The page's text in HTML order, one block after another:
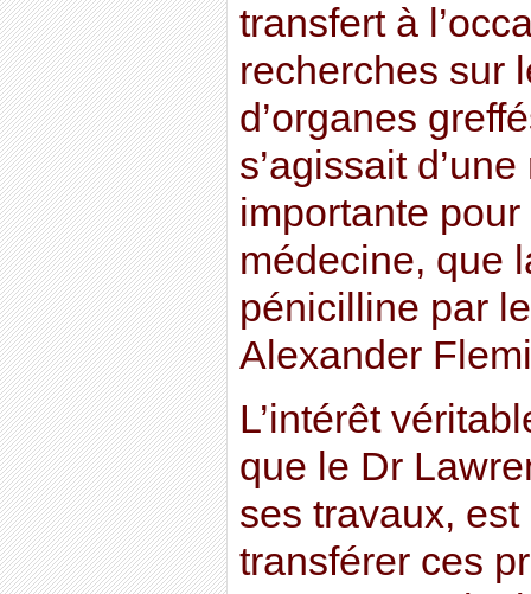
transfert à
recherches sur
d’organes
s’agissait
importante
médecine, que
pénicilline par
Alexander
L’intérêt
que le Dr
ses travaux, est
transférer ces